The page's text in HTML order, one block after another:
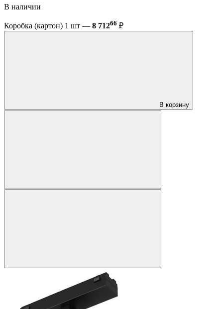
В наличии
Коробка (картон) 1 шт — 8 71266 ₽
В корзину